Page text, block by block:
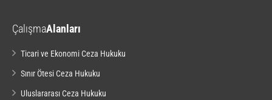
ÇalışmaAlanları
Ticari ve Ekonomi Ceza Hukuku
Sınır Ötesi Ceza Hukuku
Uluslararası Ceza Hukuku